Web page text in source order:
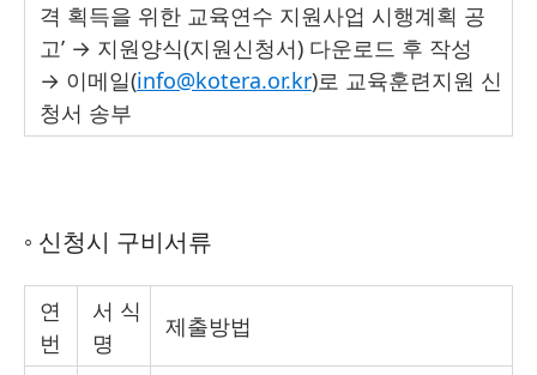
격 획득을 위한 교육연수 지원사업 시행계획 공
고’ → 지원양식(지원신청서) 다운로드 후 작성
→ 이메일(info@kotera.or.kr)로 교육훈련지원 신
청서 송부
◦ 신청시 구비서류
연
번
서 식
명
제출방법